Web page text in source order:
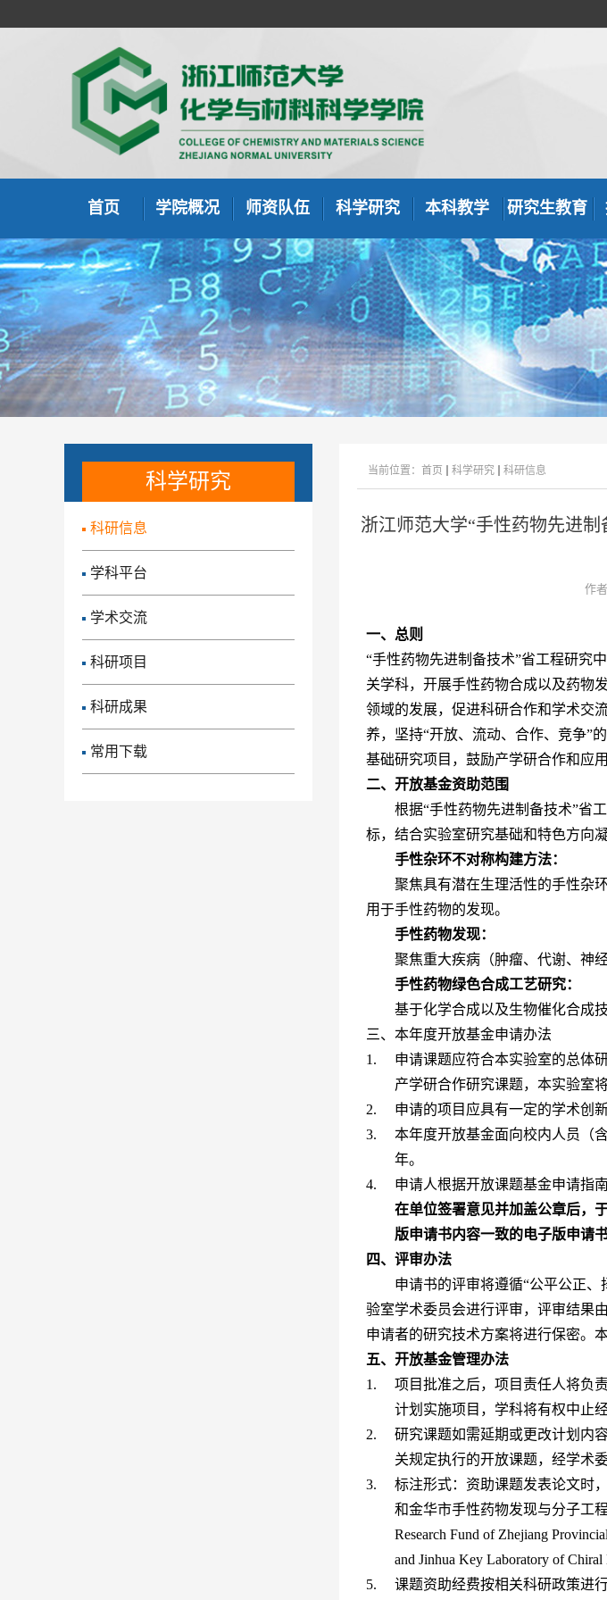
首页 学院概况 师资队伍 科学研究 本科教学 研究生教育
科学研究
科研信息
学科平台
学术交流
科研项目
科研成果
常用下载
当前位置： 首页 科学研究 科研信息
浙江师范大学“手性药物先进
作者
一、总则
“手性药物先进制备技术”省工程研究
关学科，开展手性药物合成以及药物
领域的发展，促进科研合作和学术交
养，坚持“开放、流动、合作、竞争”
基础研究项目，鼓励产学研合作和应用
二、开放基金资助范围
根据“手性药物先进制备技术”省
标，结合实验室研究基础和特色方向凝
手性杂环不对称构建方法：
聚焦具有潜在生理活性的手性杂
用于手性药物的发现。
手性药物发现：
聚焦重大疾病（肿瘤、代谢、神
手性药物绿色合成工艺研究：
基于化学合成以及生物催化合成
三、本年度开放基金申请办法
1.
申请课题应符合本实验室的总体
产学研合作研究课题，本实验室
2.
申请的项目应具有一定的学术创
3.
本年度开放基金面向校内人员（
年。
4.
申请人根据开放课题基金申请指
在单位签署意见并加盖公章后，
版申请书内容一致的电子版申请
四、评审办法
申请书的评审将遵循“公平公正
验室学术委员会进行评审，评审结果
申请者的研究技术方案将进行保密。
五、开放基金管理办法
1.
项目批准之后，项目责任人将负
计划实施项目，学科将有权中止经
2.
研究课题如需延期或更改计划内
关规定执行的开放课题，经学术
3.
标注形式：资助课题发表论文时
和金华市手性药物发现与分子工程
Research Fund of Zhejiang
and Jinhua Key Laboratory of
5.
课题资助经费按相关科研政策进